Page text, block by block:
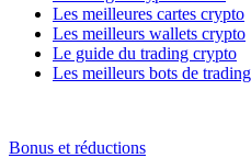
Les meilleures cartes crypto
Les meilleurs wallets crypto
Le guide du trading crypto
Les meilleurs bots de trading
Bonus et réductions